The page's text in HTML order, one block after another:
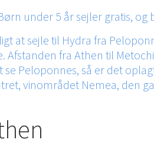
under 5 år sejler gratis,
at sejle til Hydra fra
Afstanden fra Athen til
Peloponnes, så er det
vinområdet Nemea, den